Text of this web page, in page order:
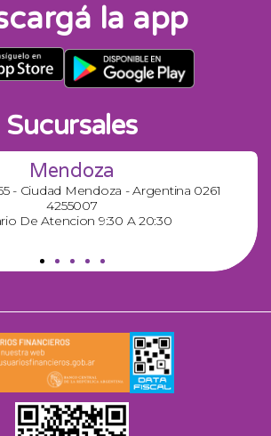
la app
Sucursales
Mendoza
- Ciudad Mendoza - Argentina 0261
4255007
De Atencion 9:30 A 20:30